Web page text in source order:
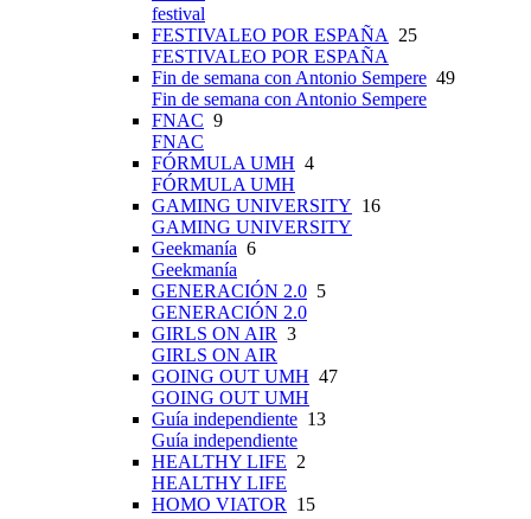
festival
FESTIVALEO POR ESPAÑA 25
FESTIVALEO POR ESPAÑA
Fin de semana con Antonio Sempere 49
Fin de semana con Antonio Sempere
FNAC 9
FNAC
FÓRMULA UMH 4
FÓRMULA UMH
GAMING UNIVERSITY 16
GAMING UNIVERSITY
Geekmanía 6
Geekmanía
GENERACIÓN 2.0 5
GENERACIÓN 2.0
GIRLS ON AIR 3
GIRLS ON AIR
GOING OUT UMH 47
GOING OUT UMH
Guía independiente 13
Guía independiente
HEALTHY LIFE 2
HEALTHY LIFE
HOMO VIATOR 15